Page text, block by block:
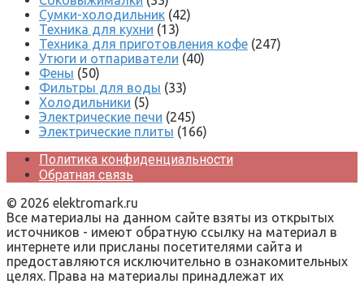
Сумки-холодильник (42)
Техника для кухни (13)
Техника для приготовления кофе (247)
Утюги и отпариватели (40)
Фены (50)
Фильтры для воды (33)
Холодильники (5)
Электрические печи (245)
Электрические плиты (166)
Политика конфиденциальности
Обратная связь
© 2026 elektromark.ru
Все материалы на данном сайте взяты из открытых
источников - имеют обратную ссылку на материал в
интернете или присланы посетителями сайта и
предоставляются исключительно в ознакомительных
целях. Права на материалы принадлежат их